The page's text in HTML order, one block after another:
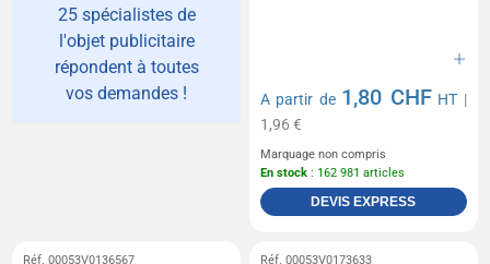
25 spécialistes de
l'objet publicitaire
répondent à toutes
vos demandes !
A partir de 1,80 CHF HT |
1,96 €
Marquage non compris
En stock : 162 981 articles
DEVIS EXPRESS
Réf. 00053V0136567 Réf. 00053V0173633